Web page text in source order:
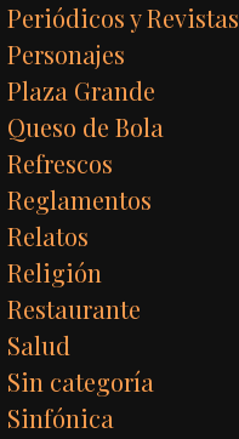
Periódicos y Revistas
Personajes
Plaza Grande
Queso de Bola
Refrescos
Reglamentos
Relatos
Religión
Restaurante
Salud
Sin categoría
Sinfónica